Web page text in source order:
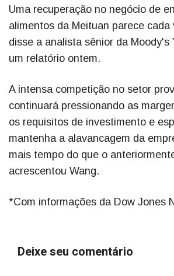
Uma recuperação no negócio de
alimentos da Meituan parece cada
disse a analista sênior da Moody's
um relatório ontem.
A intensa competição no setor
continuará pressionando as
os requisitos de investimento e
mantenha a alavancagem da
mais tempo do que o
acrescentou Wang.
*Com informações da Dow Jones
Deixe seu comentário